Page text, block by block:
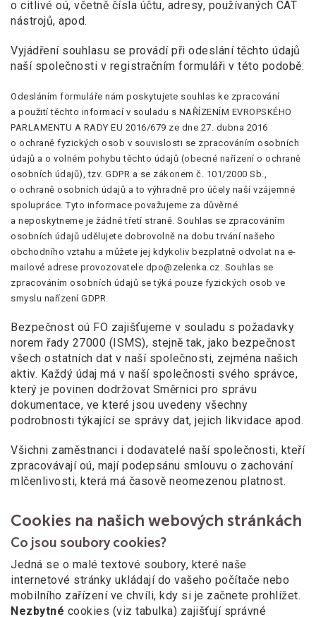
o citlivé oú, včetně čísla účtu, adresy, používaných CAT
nástrojů, apod.
Vyjádření souhlasu se provádí při odeslání těchto údajů
naší společnosti v registračním formuláři v této podobě:
Odesláním formuláře nám poskytujete souhlas ke zpracování
a použití těchto informací v souladu s NAŘÍZENÍM EVROPSKÉHO
PARLAMENTU A RADY EU 2016/679 ze dne 27. dubna 2016
o ochraně fyzických osob v souvislosti se zpracováním osobních
údajů a o volném pohybu těchto údajů (obecné nařízení o ochraně
osobních údajů), tzv. GDPR a se zákonem č. 101/2000 Sb.,
o ochraně osobních údajů a to výhradně pro účely naší vzájemné
spolupráce. Tyto informace považujeme za důvěrné
a neposkytneme je žádné třetí straně. Souhlas se zpracováním
osobních údajů udělujete dobrovolně na dobu trvání našeho
obchodního vztahu a můžete jej kdykoliv bezplatně odvolat na e-
mailové adrese provozovatele dpo@zelenka.cz. Souhlas se
zpracováním osobních údajů se týká pouze fyzických osob ve
smyslu nařízení GDPR.
Bezpečnost oú FO zajišťujeme v souladu s požadavky
norem řady 27000 (ISMS), stejně tak, jako bezpečnost
všech ostatních dat v naší společnosti, zejména našich
aktiv. Každý údaj má v naší společnosti svého správce,
který je povinen dodržovat Směrnici pro správu
dokumentace, ve které jsou uvedeny všechny
podrobnosti týkající se správy dat, jejich likvidace apod.
Všichni zaměstnanci i dodavatelé naší společnosti, kteří
zpracovávají oú, mají podepsánu smlouvu o zachování
mlčenlivosti, která má časově neomezenou platnost.
Cookies na našich webových stránkách
Co jsou soubory cookies?
Jedná se o malé textové soubory, které naše
internetové stránky ukládají do vašeho počítače nebo
mobilního zařízení ve chvíli, kdy si je začnete prohlížet.
Nezbytné cookies (viz tabulka) zajišťují správné